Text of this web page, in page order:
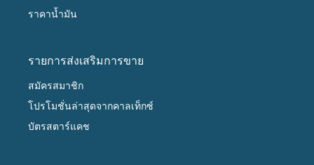
ราคาน้ำมัน
รายการส่งเสริมการขาย
สมัครสมาชิก
โปรโมชั่นล่าสุดจากคาลเท็กซ์
บัตรสตาร์แคช